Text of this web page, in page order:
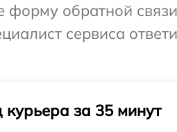
форму обратной
сервиса
курьера за 35 минут